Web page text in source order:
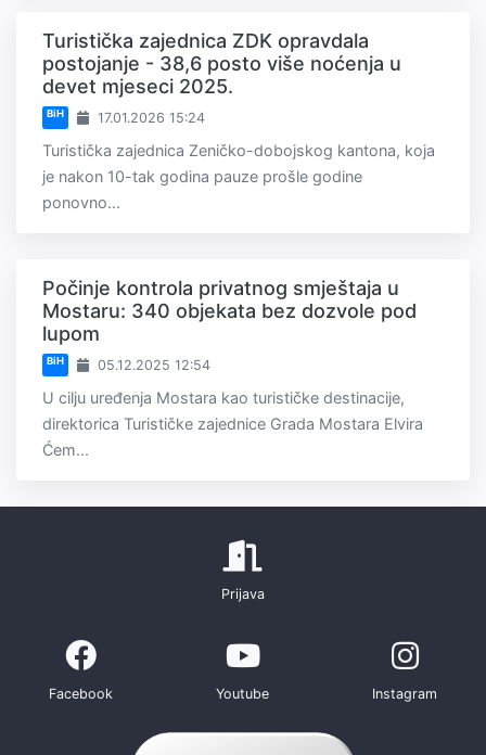
Turistička zajednica ZDK opravdala
postojanje - 38,6 posto više noćenja u
devet mjeseci 2025.
BiH 17.01.2026 15:24
Turistička zajednica Zeničko-dobojskog kantona, koja
je nakon 10-tak godina pauze prošle godine
ponovno...
Počinje kontrola privatnog smještaja u
Mostaru: 340 objekata bez dozvole pod
lupom
BiH 05.12.2025 12:54
U cilju uređenja Mostara kao turističke destinacije,
direktorica Turističke zajednice Grada Mostara Elvira
Ćem...
Prijava
Facebook Youtube Instagram